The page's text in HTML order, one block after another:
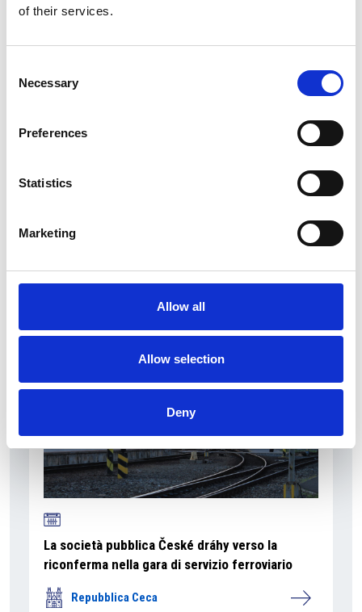
of their services.
Selection
Necessary
Preferences
Statistics
Marketing
Allow all
Allow selection
Deny
Repubblica Ceca
La società pubblica České dráhy verso la
riconferma nella gara di servizio ferroviario
Repubblica Ceca